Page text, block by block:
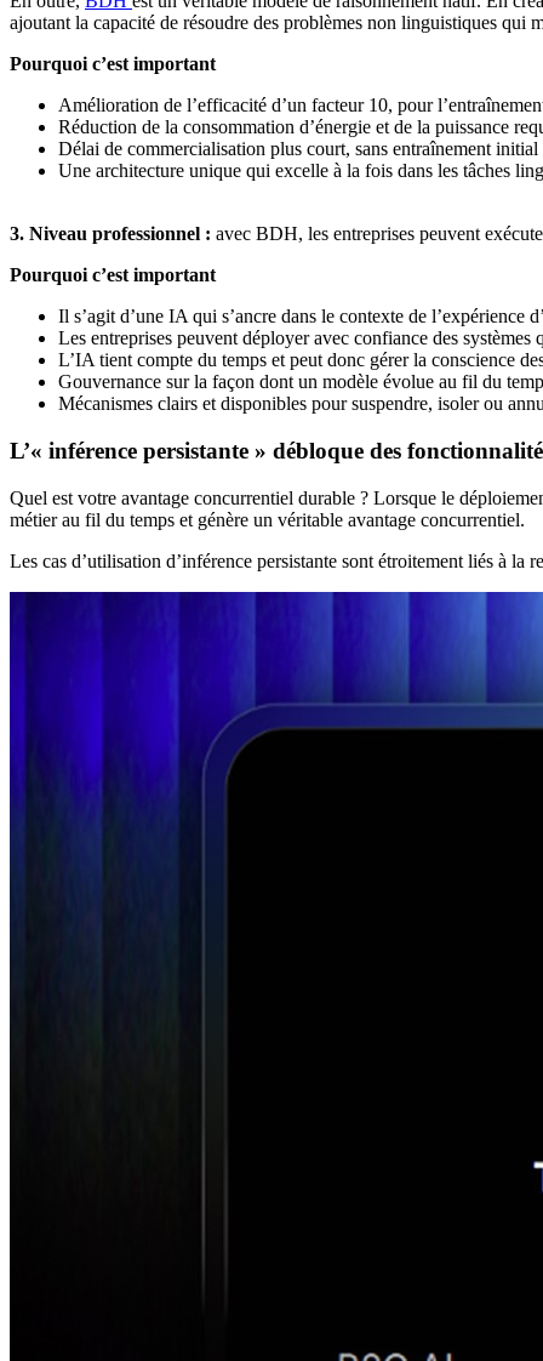
ajoutant la capacité de résoudre des problèmes non linguistiques qui
Pourquoi c’est important
Amélioration de l’efficacité d’un facteur 10, pour
Réduction de la consommation d’énergie et de la puissance
Délai de commercialisation plus court, sans entraînement
Une architecture unique qui excelle à la fois dans les tâches
3. Niveau professionnel : avec BDH, les entreprises peuvent
Pourquoi c’est important
Il s’agit d’une IA qui s’ancre dans le contexte de l’expérience
Les entreprises peuvent déployer avec confiance des
L’IA tient compte du temps et peut donc gérer la conscience
Gouvernance sur la façon dont un modèle évolue au fil du
Mécanismes clairs et disponibles pour suspendre, isoler ou
L’« inférence persistante » débloque des
Quel est votre avantage concurrentiel durable ? Lorsque le
métier au fil du temps et génère un véritable avantage concurrentiel.
Les cas d’utilisation d’inférence persistante sont étroitement liés à la